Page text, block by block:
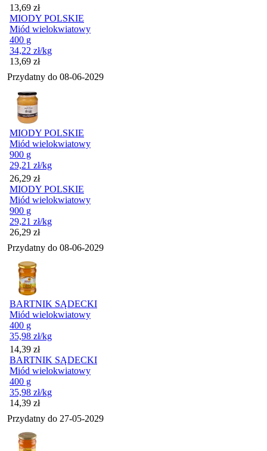
Cena
13,69 zł
MIODY POLSKIE
Miód wielokwiatowy
400 g
34,22 zł/kg
Cena
13,69 zł
Przydatny do 08-06-2029
MIODY POLSKIE
Miód wielokwiatowy
900 g
29,21 zł/kg
Cena
26,29 zł
MIODY POLSKIE
Miód wielokwiatowy
900 g
29,21 zł/kg
Cena
26,29 zł
Przydatny do 08-06-2029
BARTNIK SĄDECKI
Miód wielokwiatowy
400 g
35,98 zł/kg
Cena
14,39 zł
BARTNIK SĄDECKI
Miód wielokwiatowy
400 g
35,98 zł/kg
Cena
14,39 zł
Przydatny do 27-05-2029